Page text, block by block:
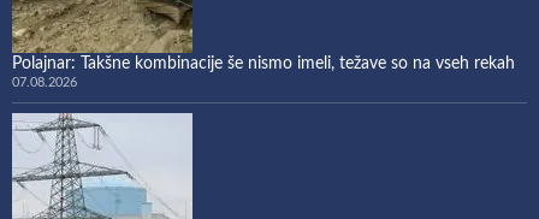
Polajnar: Takšne kombinacije še nismo imeli, težave so na vseh rekah
07.08.2026